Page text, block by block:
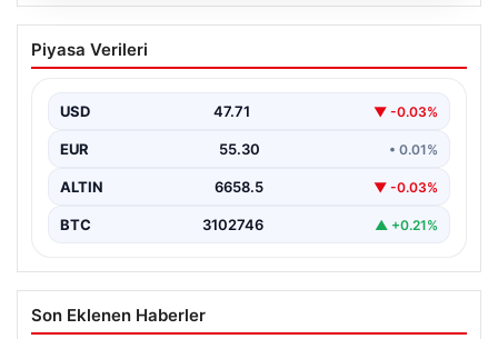
Çiçek Pasajı’nda tartışma yaratan
görüntü
Tartışma Yarattı", "content": "İstanbul’un tarihi
dokusunu yansıtan ve…
Piyasa Verileri
USD 47.71 ▼ -0.03%
EUR 55.30 • 0.01%
ALTIN 6658.5 ▼ -0.03%
BTC 3102746 ▲ +0.21%
Son Eklenen Haberler